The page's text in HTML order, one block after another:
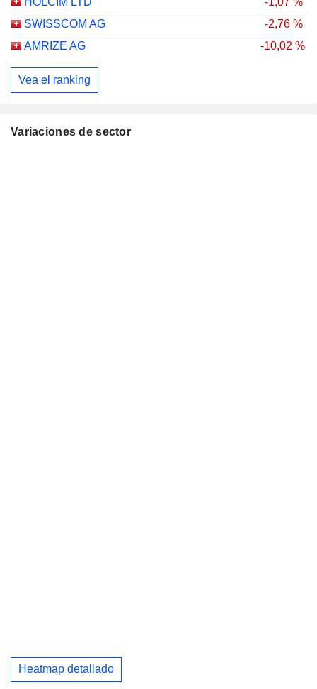
SWISSCOM AG
-2,76 %
AMRIZE AG
-10,02 %
Vea el ranking
Variaciones de sector
Heatmap detallado